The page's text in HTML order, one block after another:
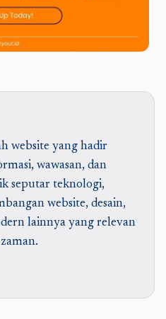
website yang hadir
wawasan, dan
seputar teknologi,
website, desain,
lainnya yang relevan